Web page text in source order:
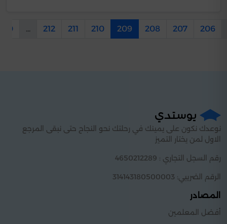
206
207
208
209
210
211
212
...
نوعدك نكون على يمينك في رحلتك نحو النجاح حتى نبقى المرجع
الاول لمن يختار التميز
رقم السجل التجاري : 4650212289
الرقم الضريبي: 314143180500003
المصادر
أفضل المعلمين